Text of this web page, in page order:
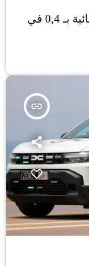
ارتفاع الإنتاج الوطني للطاقة الكهربائية بـ 0,4 في
insert_link